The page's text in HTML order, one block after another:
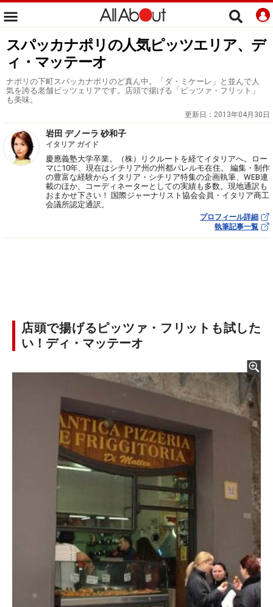
スパッカナポリの人気ピッツエリア、デ
ィ・マッテーオ
ナポリの下町スパッカナポリのど真ん中。「ダ・ミケーレ」と並んで人
気を誇る老舗ピッツェリアです。店頭で揚げる「ピッツァ・フリット」
も美味。
更新日： 2013年04月30日
岩田 デノーラ 砂和子
イタリア ガイド
慶應義塾大学卒業。（株）リクルートを経てイタリアへ。ロー
マに10年、現在はシチリア州の州都パレルモ在住。 編集・制作
の豊富な経験からイタリア・シチリア特集の企画執筆、WEB連
載のほか、コーディネーターとしての実績も多数。現地通訳も
おまかせ下さい！ 国際ジャーナリスト協会会員・イタリア商工
会議所認定通訳。
プロフィール詳細
執筆記事一覧
店頭で揚げるピッツァ・フリットも試した
い！ディ・マッテーオ